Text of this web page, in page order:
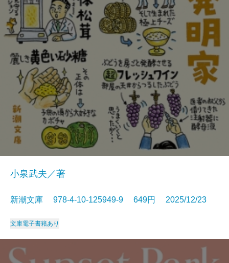
小泉武夫／著
新潮文庫 978-4-10-125949-9 649円 2025/12/23
文庫電子書籍あり